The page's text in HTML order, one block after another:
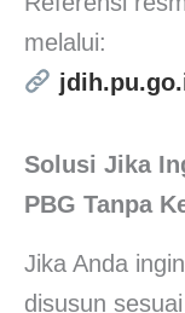
melalui:
Solusi Jika
PBG Tanpa
Jika Anda
disusun